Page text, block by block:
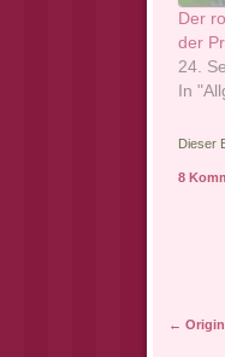
Der
der
24.
In
Dieser
8
Artikel-
←